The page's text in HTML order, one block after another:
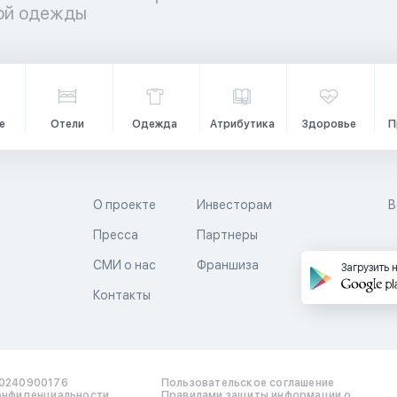
одежды
Отели Одежда Атрибутика Здоровье
О проекте
Пресса
СМИ о нас
Контакты
Инвесторам
Партнеры
Франшиза Загрузить
Пользовательское соглашение